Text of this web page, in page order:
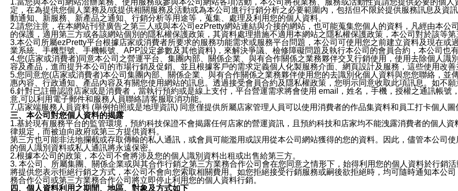
定，在為提供您個人業務及/或提供相關服務及活動或為本公司進行行銷分析之必要範圍內，包括但不限於提供服務訊息及資
動通知、新服務、新產品之通知、行銷分析等用途等，蒐集、處理及利用您的個人資料。
2.請您注意，在本網站刊登廣告之第三人或與本公司ezPretty網站連結與介接的網站，也可能蒐集您個人的資料，凡經由本
的保護，適用第三方或各該網站個別的隱私權保護政策，其資料處理措施不適用本網站之隱私權保護政策，本公司對於該等第
3.本公司所屬ezPretty平台根據店家或消費者所要求的服務功能需求或服務平台問題，本公司可使用您之前建立資料及現在或
業系統、手機型號、手機帳號、APP設定參數及其他資料)，來解決爭議、檢修障礙問題及執行本公司的會員合約，本公司也
4.您(店家或消費者)同意本公司之營運平台、集團內部、關係企業、與有合作關係之業務夥伴交叉行銷使用，使用去除個人識
容及產品，進而提升本公司的市場行銷及促銷、並且根據客戶的需求定義個人化製服務介面、網頁設計及服務，這些使用改
5.您同意您(店家或消費者)本公司集團內部、關係企業、與有合作關係之業務夥伴使用您的去識別化個人資料與您您聯絡，
惠內容、行政通知、產品內容及有關您使用網站的訊息。透過接受會員合約及隱私權政策，您明示同意收取此項訊息。如不
6.針對已註冊認證店家或是消費者，當執行預約或是線上支付，平台營運需求將會使用 email，姓名，手機，授權之通訊帳
意,可以利用電子郵件和服務人員聯絡請客服取消功能。
7.店家端服務人員資料 (舉例拍照或是地理資訊) 同意僅提供所屬店家管理人員可以使用消費者的作品集資料和員工打卡個人圖
三、本公司對您個人資料的揭露
1.基於現有服務平台的監管環境，預約科技保證不會揭露任何店家的營運資訊，且預約科技和店家均不能洩露消費者的個人
律規定，而被迫向政府或第三方提供資料。
第三方也可能非法地攔截或存取傳輸的私人通訊，或會員可能濫用或誤用從本公司網站獲得的您的資料。因此，儘管本公司
的個人識別資料或私人通訊將永遠保密。
2.根據本公司的政策，本公司不會將涉及您的個人識別資料出租或出售給第三方。
3. 本公司、所屬集團、關係企業或與其合作行銷之第三方業務合作公司會在您同意之情形下，始得利用您的個人資料於行銷
將提供您表示拒絕行銷之方式，本公司不會向您索取相關費用。如您拒絕接受行銷服務或嗣後欲拒絕時，均可隨時通知本公
務合作公司或第三方業務合作公司將立即停止利用您的個人資料行銷。
四、個人資料利用之期間、地區、對象及方式如下